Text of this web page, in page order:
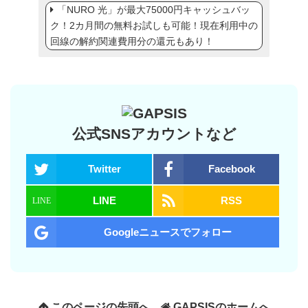
「NURO 光」が最大75000円キャッシュバッ
ク！2カ月間の無料お試しも可能！現在利用中の
回線の解約関連費用分の還元もあり！
公式SNSアカウントなど
Twitter Facebook
LINE RSS
Googleニュースでフォロー